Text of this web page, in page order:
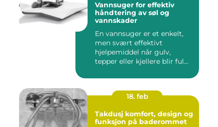
Vannsuger for effektiv
håndtering av søl og
vannskader
En vannsuger er et enkelt,
men svært effektivt
hjelpemiddel når gulv,
tepper eller kjellere blir ful...
18. feb
Takdusj komfort, design og
funksjon på baderommet